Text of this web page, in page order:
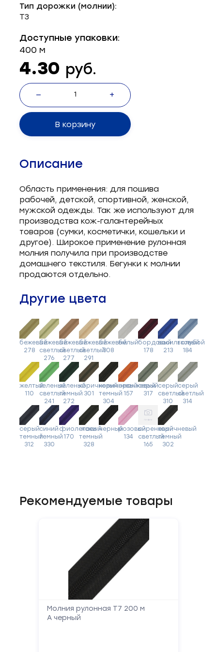
Запчасти для швейного оборудования
Нетканые материалы
Установочное оборудование
Тип дорожки (молнии):
Т3
Доступные упаковки:
400 м
4.30 руб.
— +
В корзину
Описание
Область применения: для пошива
рабочей, детской, спортивной, женской,
мужской одежды. Так же используют для
производства кож-галантерейных
товаров (сумки, косметички, кошельки и
другое). Широкое применение рулонная
молния получила при производстве
домашнего текстиля. Бегунки к молнии
продаются отдельно.
Другие цвета
бежевый
278
бежевый
светлый
276
бежевый
светлый
277
бежевый
светлый
291
бежевый
308
белыйбордовый
178
васильковый
213
голубой
184
желтый
110
зеленый
светлый
241
зеленый
темный
272
коричневый
301
коричневый
темный
304
оранжевый
157
серый
317
серый
светлый
310
серый
светлый
314
серый
темный
312
синий
темный
330
фиолетовый
170
хаки
темный
328
черныйрозовый
134
сиреневый
светлый
165
коричневый
темный
302
Рекомендуемые товары
Молния рулонная Т7 200 м
А черный